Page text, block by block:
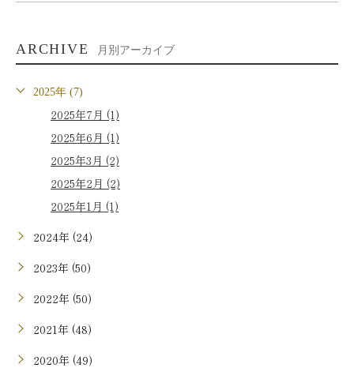
ARCHIVE 月別アーカイブ
2025年 (7)
2025年7月 (1)
2025年6月 (1)
2025年3月 (2)
2025年2月 (2)
2025年1月 (1)
2024年 (24)
2023年 (50)
2022年 (50)
2021年 (48)
2020年 (49)